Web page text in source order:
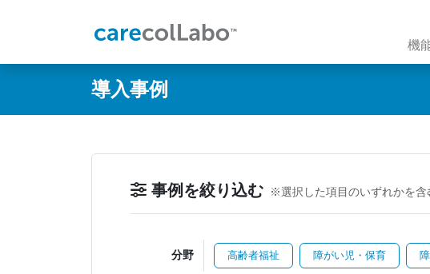
機
導入事例
事例を絞り込む ※選択した項目のいずれかを含
分野 高齢者福祉 障がい児・保育